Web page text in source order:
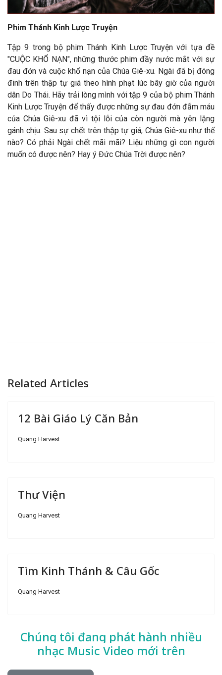
Phim Thánh Kinh Lược Truyện
Tập 9 trong bộ phim Thánh Kinh Lược Truyện với tựa đề
"CUỘC KHỔ NẠN", những thước phim đầy nước mắt với sự
đau đớn và cuộc khổ nạn của Chúa Giê-xu. Ngài đã bị đóng
đinh trên thập tự giá theo hình phạt lúc bây giờ của người
dân Do Thái. Hãy trải lòng mình với tập 9 của bộ phim Thánh
Kinh Lược Truyện để thấy được những sự đau đớn đẫm máu
của Chúa Giê-xu đã vì tội lỗi của còn người mà yên lặng
gánh chịu. Sau sự chết trên thập tự giá, Chúa Giê-xu như thế
nào? Có phải Ngài chết mãi mãi? Liệu những gì con người
muốn có được nên? Hay ý Đức Chúa Trời được nên?
Related Articles
12 Bài Giáo Lý Căn Bản
Quang Harvest
Thư Viện
Quang Harvest
Tìm Kinh Thánh & Câu Gốc
Quang Harvest
Chúng tôi đang phát hành nhiều
nhạc Music Video mới trên